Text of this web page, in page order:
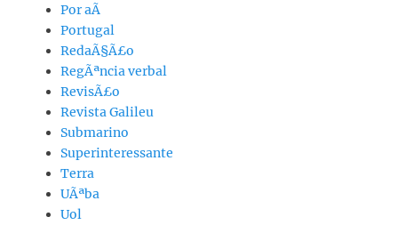
Por aÃ­
Portugal
RedaÃ§Ã£o
RegÃªncia verbal
RevisÃ£o
Revista Galileu
Submarino
Superinteressante
Terra
UÃªba
Uol